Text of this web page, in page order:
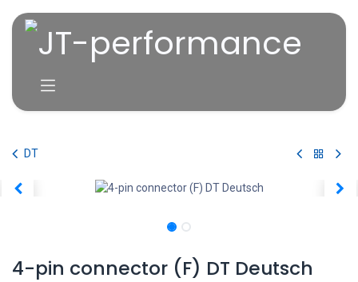
DT
4-pin connector (F) DT Deutsch